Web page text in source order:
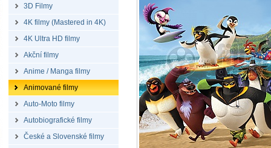
3D Filmy
4K filmy (Mastered in 4K)
4K Ultra HD filmy
Akční filmy
Anime / Manga filmy
Animované filmy
Auto-Moto filmy
Autobiografické filmy
České a Slovenské filmy